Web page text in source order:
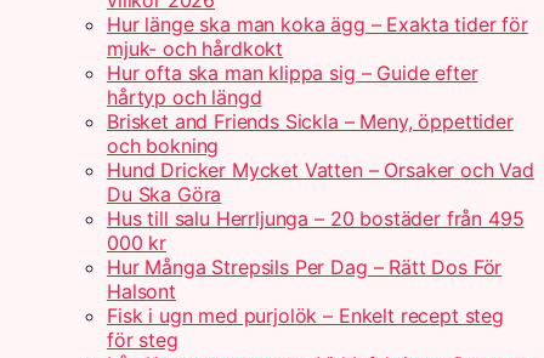
Hur länge ska man koka ägg – Exakta tider för
mjuk- och hårdkokt
Hur ofta ska man klippa sig – Guide efter
hårtyp och längd
Brisket and Friends Sickla – Meny, öppettider
och bokning
Hund Dricker Mycket Vatten – Orsaker och Vad
Du Ska Göra
Hus till salu Herrljunga – 20 bostäder från 495
000 kr
Hur Många Strepsils Per Dag – Rätt Dos För
Halsont
Fisk i ugn med purjolök – Enkelt recept steg
för steg